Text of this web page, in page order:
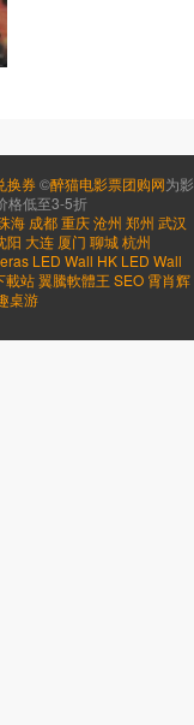
换券©醉猫电影票团购网为影
格低至3-5折
海 成都 重庆 沧州 郑州 武汉
阳 大连 厦门 聊城 杭州
LED Wall HK LED Wall
載站翼騰軟體王 SEO 霄肖辉
桌游